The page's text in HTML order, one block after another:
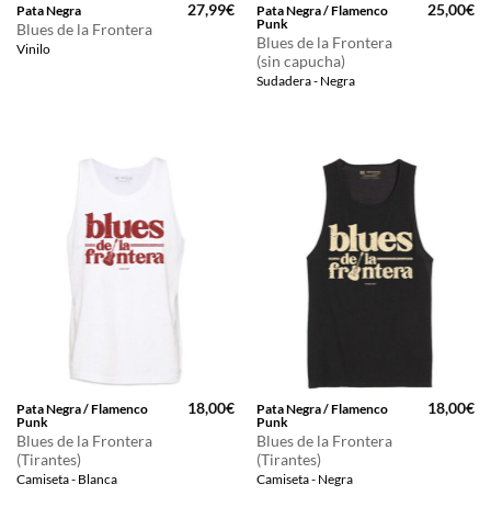
Pata Negra
Blues de la Frontera
Vinilo
27,99€
Pata Negra / Flamenco
Punk
Blues de la Frontera
(sin capucha)
Sudadera - Negra
25,00€
Pata Negra / Flamenco
Punk
Blues de la Frontera
(Tirantes)
Camiseta - Blanca
18,00€
Pata Negra / Flamenco
Punk
Blues de la Frontera
(Tirantes)
Camiseta - Negra
18,00€